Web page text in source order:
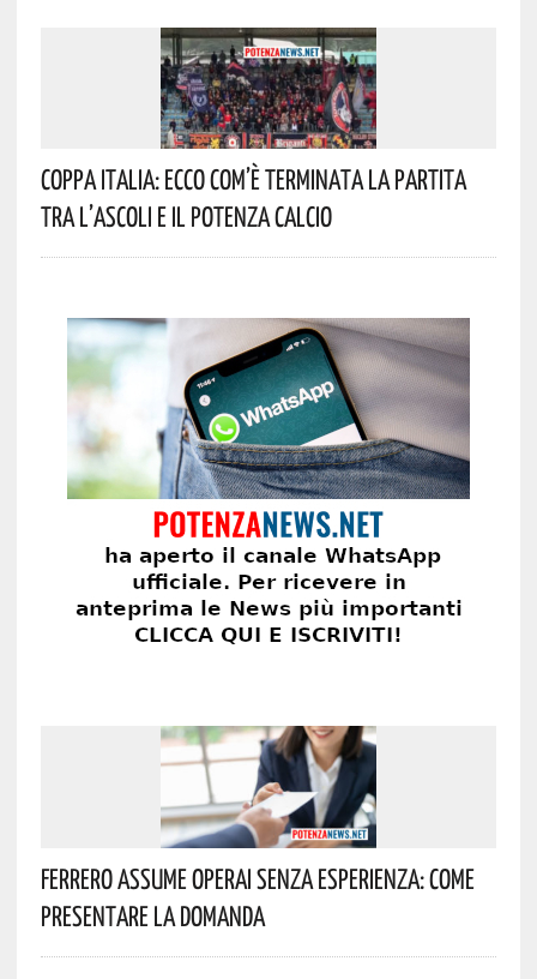
Coppa Italia: Ecco Com’è Terminata La Partita
Tra L’Ascoli E Il Potenza Calcio
Ferrero Assume Operai Senza Esperienza: Come
Presentare La Domanda